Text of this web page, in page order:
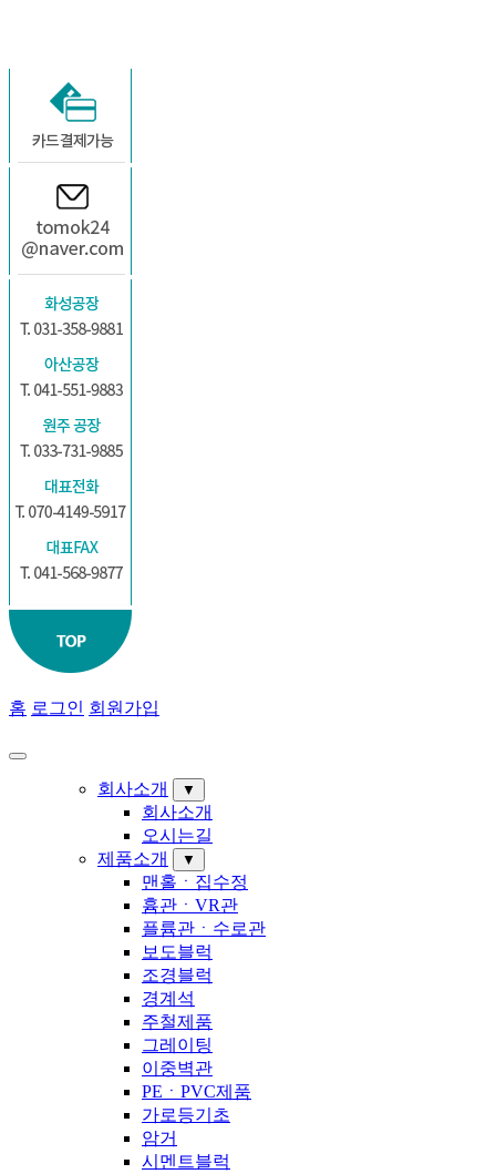
홈 로그인 회원가입
Toggle
회사소개 ▼
회사소개
오시는길
제품소개
▼
맨홀ㆍ집수정
흄관ㆍVR관
플륨관ㆍ수로관
보도블럭
조경블럭
경계석
주철제품
그레이팅
이중벽관
PEㆍPVC제품
가로등기초
암거
시멘트블럭